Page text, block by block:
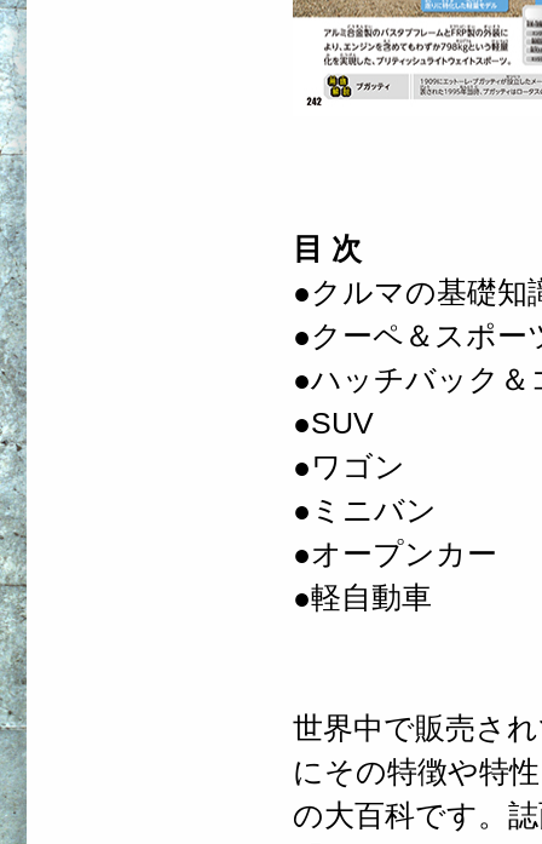
目 次
●クルマの基礎知
●クーペ＆スポー
●ハッチバック＆
●SUV
●ワゴン
●ミニバン
●オープンカー
●軽自動車
世界中で販売さ
にその特徴や特
の大百科です。